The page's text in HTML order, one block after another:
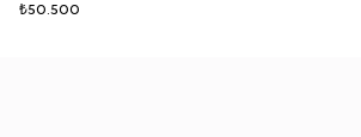
₺50.500